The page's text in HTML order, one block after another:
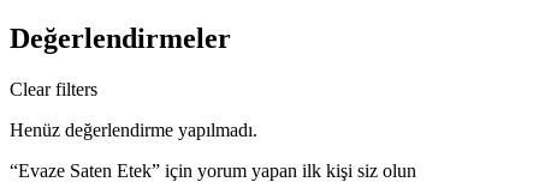
Değerlendirmeler
Clear filters
Henüz değerlendirme yapılmadı.
“Evaze Saten Etek” için yorum yapan ilk kişi siz olun